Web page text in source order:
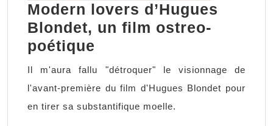
Modern lovers d’Hugues
Blondet, un film ostreo-
poétique
lovers
d’Hugues
Blondet,
Il m'aura fallu "détroquer" le visionnage de
l'avant-première du film d'Hugues Blondet pour
en tirer sa substantifique moelle.